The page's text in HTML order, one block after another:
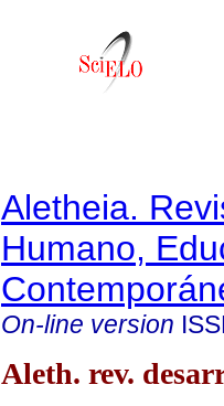
Aletheia.
Humano,
On-line version
Aleth. rev.